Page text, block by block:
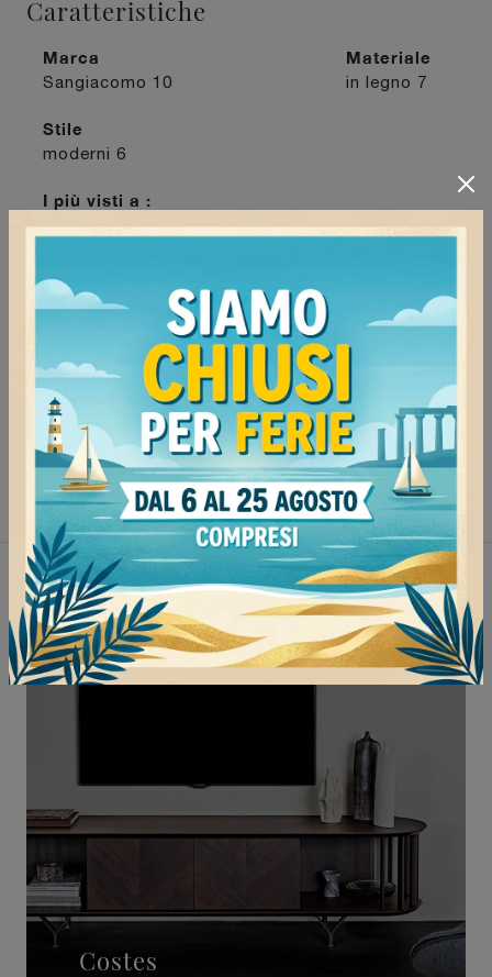
Caratteristiche
Marca
Sangiacomo 10
Materiale
in legno 7
Stile
moderni 6
I più visti a :
Mede9 Milano11 Stradella8 Voghera
Continua a navigare
Mobili porta tv Sangiacomo Milano
Mobili porta tv Sangiacomo Mede
Mobili porta tv Sangiacomo Voghera
Mobili porta tv Sangiacomo Stradella
Non perderti anche:
Costes